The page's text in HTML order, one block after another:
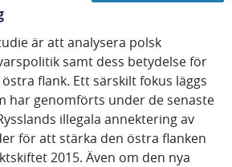
är att analysera polsk
samt dess betydelse för
flank. Ett särskilt fokus läggs
har genomförts under de senaste
illegala annektering av
för att stärka den östra flanken
2015. Även om den nya